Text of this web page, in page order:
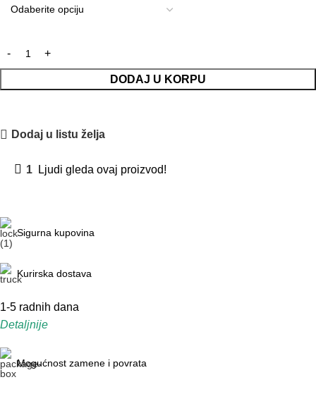
DODAJ U KORPU
Dodaj u listu želja
1 Ljudi gleda ovaj proizvod!
Sigurna kupovina
Kurirska dostava
1-5 radnih dana
Detaljnije
Mogućnost zamene i povrata